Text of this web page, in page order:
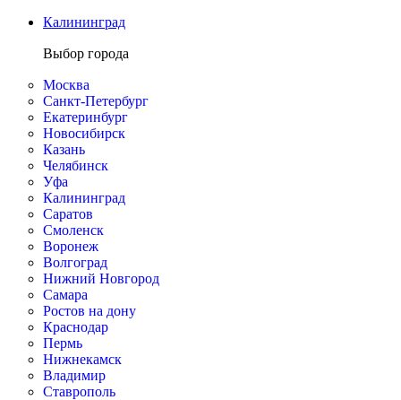
Калининград
Выбор города
Москва
Санкт-Петербург
Екатеринбург
Новосибирск
Казань
Челябинск
Уфа
Калининград
Саратов
Смоленск
Воронеж
Волгоград
Нижний Новгород
Самара
Ростов на дону
Краснодар
Пермь
Нижнекамск
Владимир
Ставрополь